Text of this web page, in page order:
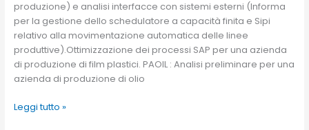
produzione) e analisi interfacce con sistemi esterni (Informa
per la gestione dello schedulatore a capacità finita e Sipi
relativo alla movimentazione automatica delle linee
produttive).Ottimizzazione dei processi SAP per una azienda
di produzione di film plastici. PAOIL : Analisi preliminare per una
azienda di produzione di olio
Leggi tutto »